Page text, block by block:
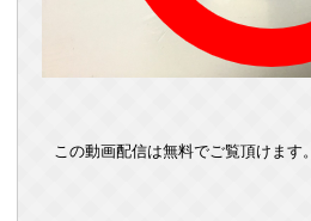
この動画配信は無料でご覧頂けます。